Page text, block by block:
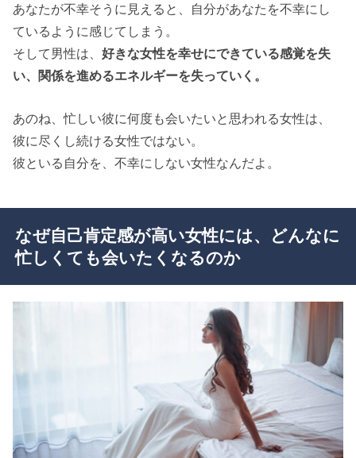
あなたが不幸そうに見えると、自分があなたを不幸にし
ているように感じてしまう。
そして男性は、好きな女性を幸せにできている感覚を失
い、関係を進めるエネルギーを失っていく。
あのね、忙しい彼に何度も会いたいと思われる女性は、
彼に尽くし続ける女性ではない。
彼といる自分を、不幸にしない女性なんだよ。
なぜ自己肯定感が高い女性には、どんなに
忙しくても会いたくなるのか